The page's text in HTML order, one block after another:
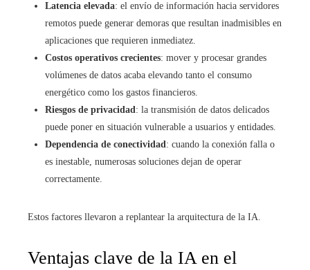
Latencia elevada: el envío de información hacia servidores
remotos puede generar demoras que resultan inadmisibles en
aplicaciones que requieren inmediatez.
Costos operativos crecientes: mover y procesar grandes
volúmenes de datos acaba elevando tanto el consumo
energético como los gastos financieros.
Riesgos de privacidad: la transmisión de datos delicados
puede poner en situación vulnerable a usuarios y entidades.
Dependencia de conectividad: cuando la conexión falla o
es inestable, numerosas soluciones dejan de operar
correctamente.
Estos factores llevaron a replantear la arquitectura de la IA.
Ventajas clave de la IA en el